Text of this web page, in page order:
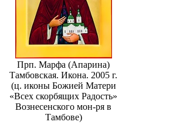
Прп. Марфа (Апарина)
Тамбовская. Икона. 2005 г.
(ц. иконы Божией Матери
«Всех скорбящих Радость»
Вознесенского мон-ря в
Тамбове)